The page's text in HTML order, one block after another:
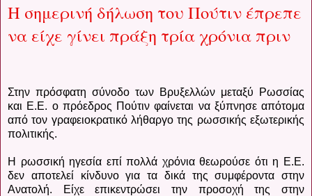
Η σημερινή δήλωση του Πούτιν έπρεπε
να είχε γίνει πράξη τρία χρόνια πριν
Στην πρόσφατη σύνοδο των Βρυξελλών μεταξύ Ρωσσίας
και Ε.Ε. ο πρόεδρος Πούτιν φαίνεται να ξύπνησε απότομα
από τον γραφειοκρατικό λήθαργο της ρωσσικής εξωτερικής
πολιτικής.
Η ρωσσική ηγεσία επί πολλά χρόνια θεωρούσε ότι η Ε.Ε.
δεν αποτελεί κίνδυνο για τα δικά της συμφέροντα στην
Ανατολή. Είχε επικεντρώσει την προσοχή της στην